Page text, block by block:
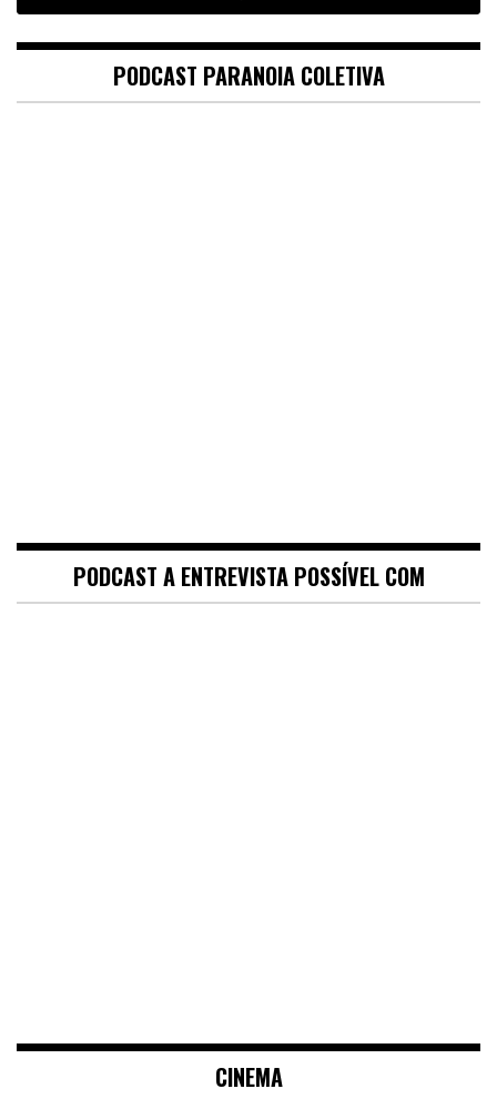
PODCAST PARANOIA COLETIVA
PODCAST A ENTREVISTA POSSÍVEL COM
CINEMA